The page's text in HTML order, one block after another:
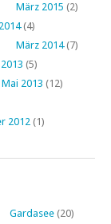
März 2015 (2)
(4)
März 2014(7)
(5)
Mai 2013 (12)
2012 (1)
Gardasee (20)